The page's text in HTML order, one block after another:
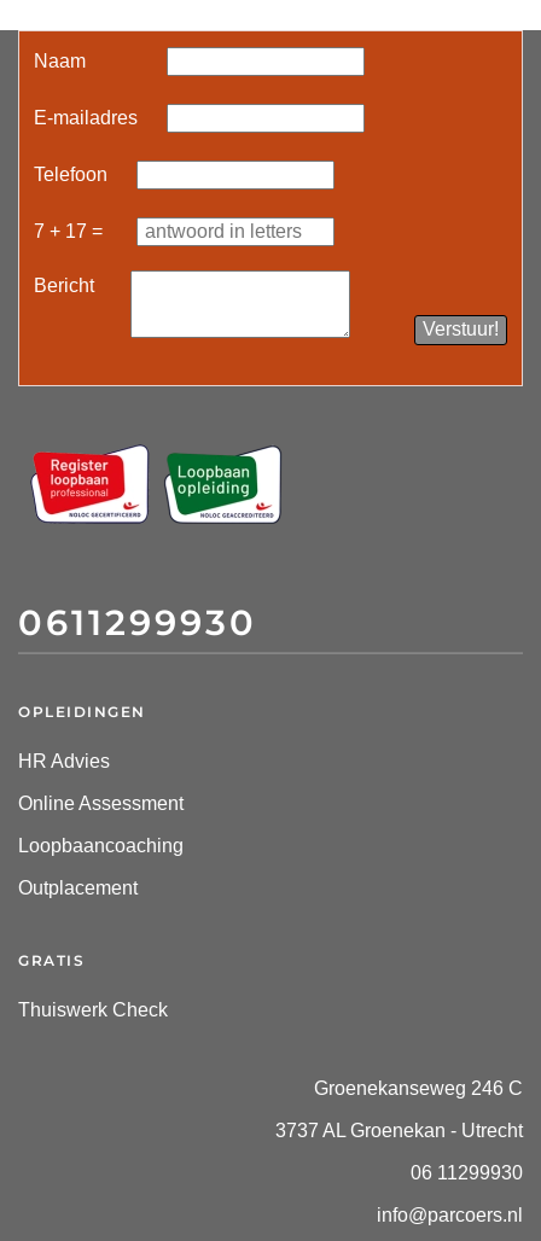
Naam
E-mailadres
Telefoon
7 + 17 =
Bericht
Verstuur!
0611299930
OPLEIDINGEN
HR Advies
Online Assessment
Loopbaancoaching
Outplacement
GRATIS
Thuiswerk Check
Groenekanseweg 246 C
3737 AL Groenekan - Utrecht
06 11299930
info@parcoers.nl